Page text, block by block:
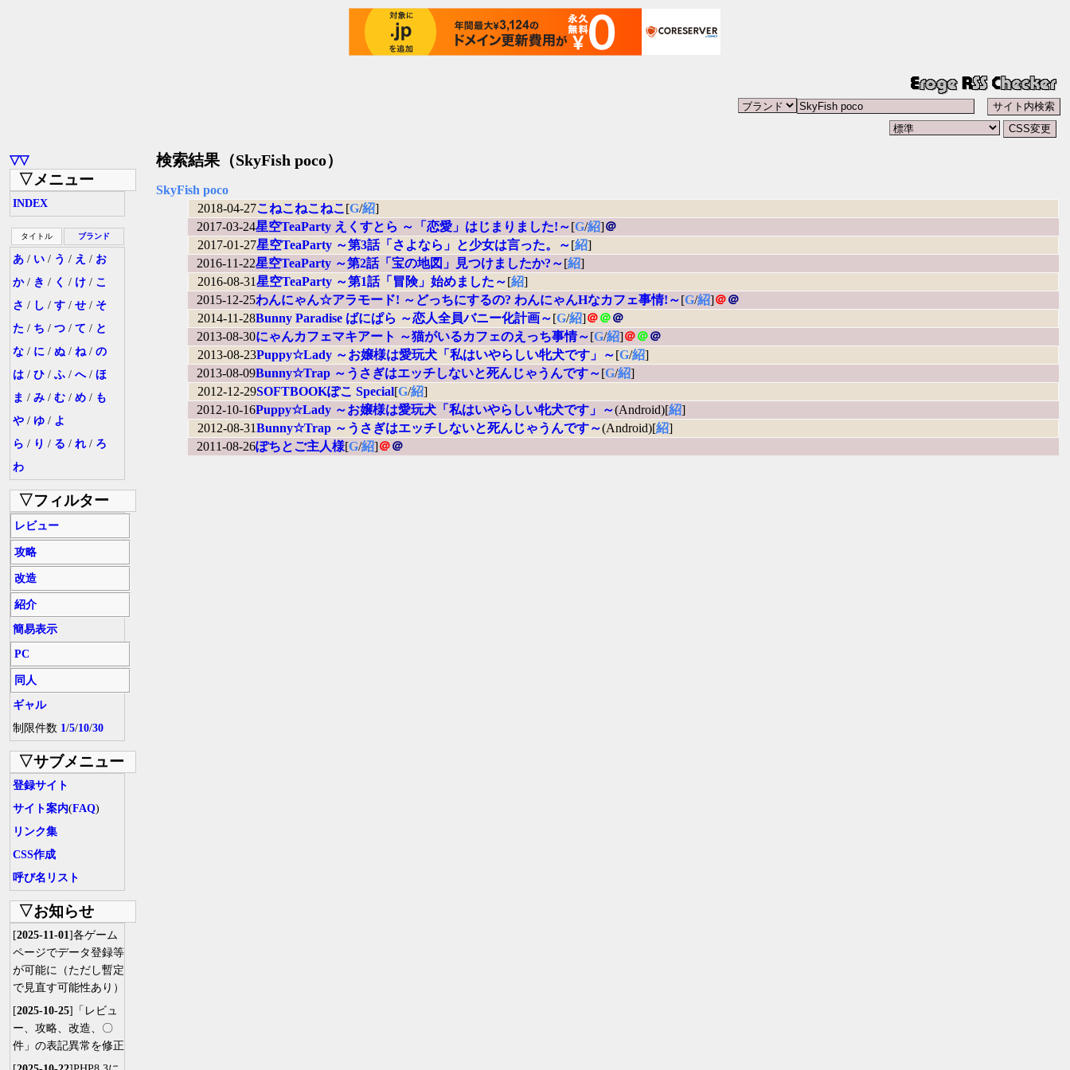
▽▽
▽メニュー
INDEX
タイトル ブランド
あ / い / う / え / お
か/ き / く / け / こ
さ / し / す / せ / そ
た / ち / つ / て / と
な / に / ぬ / ね/ の
は / ひ / ふ / へ/ ほ
ま / み / む / め / も
や / ゆ / よ
ら / り / る / れ / ろ
わ
▽フィルター
レビュー
攻略
改造
紹介
簡易表示
PC
同人
ギャル
制限件数 1/5/10/30
▽サブメニュー
登録サイト
サイト案内(FAQ)
リンク集
CSS作成
呼び名リスト
▽お知らせ
[2025-11-01]各ゲーム
ページでデータ登録等
が可能に（ただし暫定
で見直す可能性あり）
[2025-10-25]「レビュ
ー、攻略、改造、〇
件」の表記異常を修正
検索結果（SkyFish poco）
SkyFish poco
2018-04-27こねこねこねこ [G/紹]
2017-03-24星空TeaParty えくすとら ～「恋愛」はじまりました!～[G/紹]＠
2017-01-27星空TeaParty ～第3話「さよなら」と少女は言った。～[紹]
2016-11-22星空TeaParty ～第2話「宝の地図」見つけましたか?～[紹]
2016-08-31星空TeaParty ～第1話「冒険」始めました～[紹]
2015-12-25わんにゃん☆アラモード! ～どっちにするの? わんにゃんHなカフェ事情!～[G/紹]＠＠
2014-11-28Bunny Paradise ばにぱら ～恋人全員バニー化計画～[G/紹]＠＠＠
2013-08-30にゃんカフェマキアート ～猫がいるカフェのえっち事情～[G/紹]＠＠＠
2013-08-23Puppy☆Lady ～お嬢様は愛玩犬「私はいやらしい牝犬です」～[G/紹]
2013-08-09Bunny☆Trap ～うさぎはエッチしないと死んじゃうんです～[G/紹]
2012-12-29SOFTBOOKぽこ Special[G/紹]
2012-10-16Puppy☆Lady ～お嬢様は愛玩犬「私はいやらしい牝犬です」～(Android)[紹]
2012-08-31Bunny☆Trap ～うさぎはエッチしないと死んじゃうんです～(Android)[紹]
2011-08-26ぽちとご主人様[G/紹]＠＠